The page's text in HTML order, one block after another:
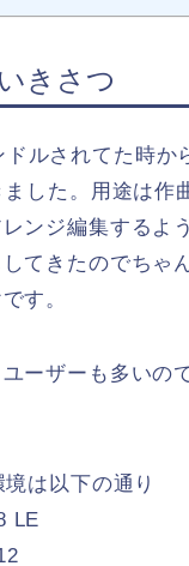
きさつ
ルされてた時か
した。用途は作
ンジ編集するよ
てきたのでち
す。
ーザーも多いの
は以下の通り
LE